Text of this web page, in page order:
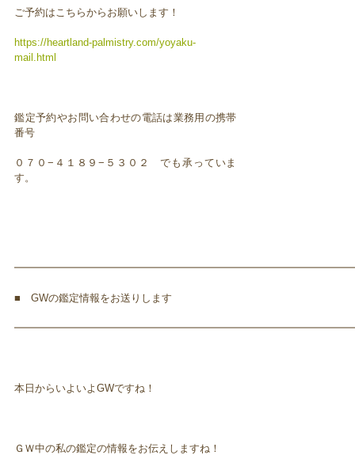
ご予約はこちらからお願いします！
https://heartland-palmistry.com/yoyaku-
mail.html
鑑定予約やお問い合わせの電話は業務用の携帯
番号
０７０−４１８９−５３０２ でも承っていま
す。
■ GWの鑑定情報をお送りします
本日からいよいよGWですね！
ＧＷ中の私の鑑定の情報をお伝えしますね！